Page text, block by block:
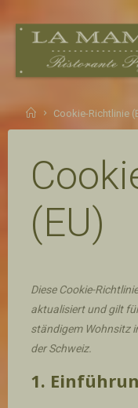
HomeCookie-Richtlinie
(EU)
Diese Cookie-
aktualisiert und gilt
ständigem Wohnsitz
der Schweiz.
1.